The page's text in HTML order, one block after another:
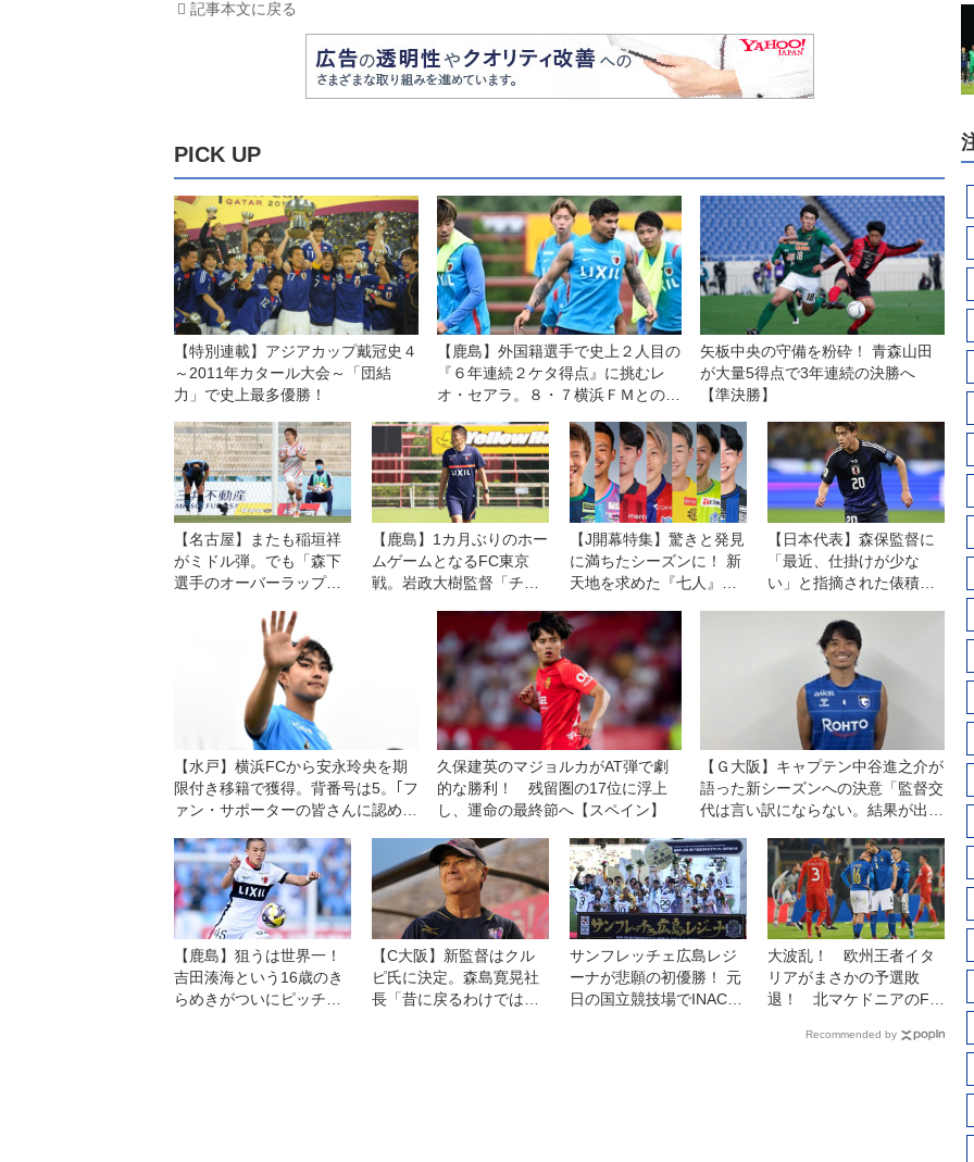
記事本文に戻る
PICK UP
【特別連載】アジアカップ戴冠史４
～2011年カタール大会～「団結
力」で史上最多優勝！
【鹿島】外国籍選手で史上２人目の
『６年連続２ケタ得点』に挑むレ
オ・セアラ。８・７横浜ＦＭとの開
示す機会」と意気込む
矢板中央の守備を粉砕！ 青森山田
が大量5得点で3年連続の決勝へ
【準決勝】
【名古屋】またも稲垣祥
がミドル弾。でも「森下
選手のオーバーラップか
【鹿島】1カ月ぶりのホー
ムゲームとなるFC東京
戦。岩政大樹監督「チー
て、サポーターと喜び合
【J開幕特集】驚きと発見
に満ちたシーズンに！ 新
天地を求めた『七人』に
【日本代表】森保監督に
「最近、仕掛けが少な
い」と指摘された俵積田
評価は「通用するところ
は通用したかなと」
【水戸】横浜FCから安永玲央を期
限付き移籍で獲得。背番号は5。｢フ
ァン・サポーターの皆さんに認めて
久保建英のマジョルカがAT弾で劇
的な勝利！ 残留圏の17位に浮上
し、運命の最終節へ【スペイン】
【Ｇ大阪】キャプテン中谷進之介が
語った新シーズンへの決意「監督交
代は言い訳にならない。結果が出せ
回ってくる」
【鹿島】狙うは世界一！
吉田湊海という16歳のき
らめきがついにピッチ
【C大阪】新監督はクル
ピ氏に決定。森島寛晃社
長「昔に戻るわけではな
サンフレッチェ広島レジ
ーナが悲願の初優勝！ 元
日の国立競技場でINAC神
大波乱！ 欧州王者イタ
リアがまさかの予選敗
退！ 北マケドニアのFW
む【Ｗ杯欧州予選】
Recommended by